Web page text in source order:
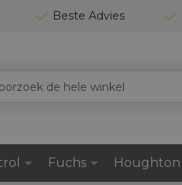
Beste Advies
Fuchs Houghton